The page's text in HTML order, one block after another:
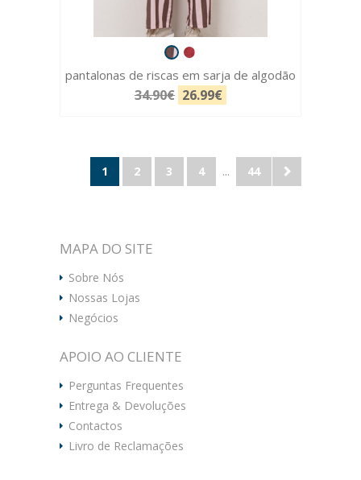
pantalonas de riscas em sarja de algodão
34.90€ 26.99€
1 2 3 4 ... 44
MAPA DO SITE
Sobre Nós
Nossas Lojas
Negócios
APOIO AO CLIENTE
Perguntas Frequentes
Entrega & Devoluções
Contactos
Livro de Reclamações